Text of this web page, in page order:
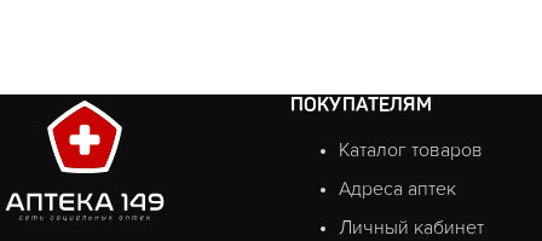
ПОКУПАТЕЛЯМ
Каталог товаров
Адреса аптек
Личный кабинет